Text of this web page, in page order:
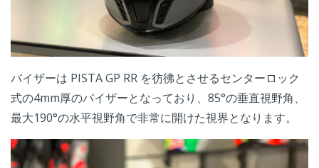
バイザーは PISTA GP RR を彷彿とさせるセンターロック
式の4mm厚のバイザーとなっており、85°の垂直視野角、
最大190°の水平視野角で非常に開けた視界となります。